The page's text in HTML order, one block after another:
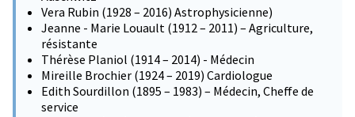
Vera Rubin (1928 – 2016) Astrophysicienne)
Jeanne - Marie Louault (1912 – 2011) – Agriculture,
résistante
Thérèse Planiol (1914 – 2014) - Médecin
Mireille Brochier (1924 – 2019) Cardiologue
Edith Sourdillon (1895 – 1983) – Médecin, Cheffe de
service